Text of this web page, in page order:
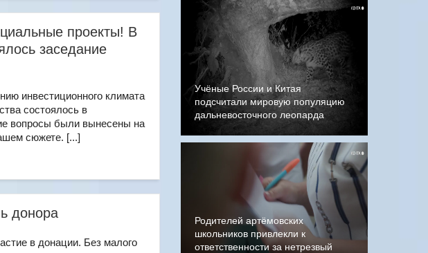
проекты! В
заседание
инвестиционного климата
состоялось в
вопросы были вынесены на
сюжете. [...]
донора
в донации. Без малого
Учёные России и Китая
подсчитали мировую популяцию
дальневосточного леопарда
Родителей артёмовских
школьников привлекли к
ответственности за нетрезвый